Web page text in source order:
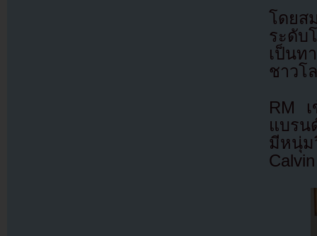
โดยส
ระดับ
เป็นท
ชาวโ
RM
แบรน
มีหนุ่ม